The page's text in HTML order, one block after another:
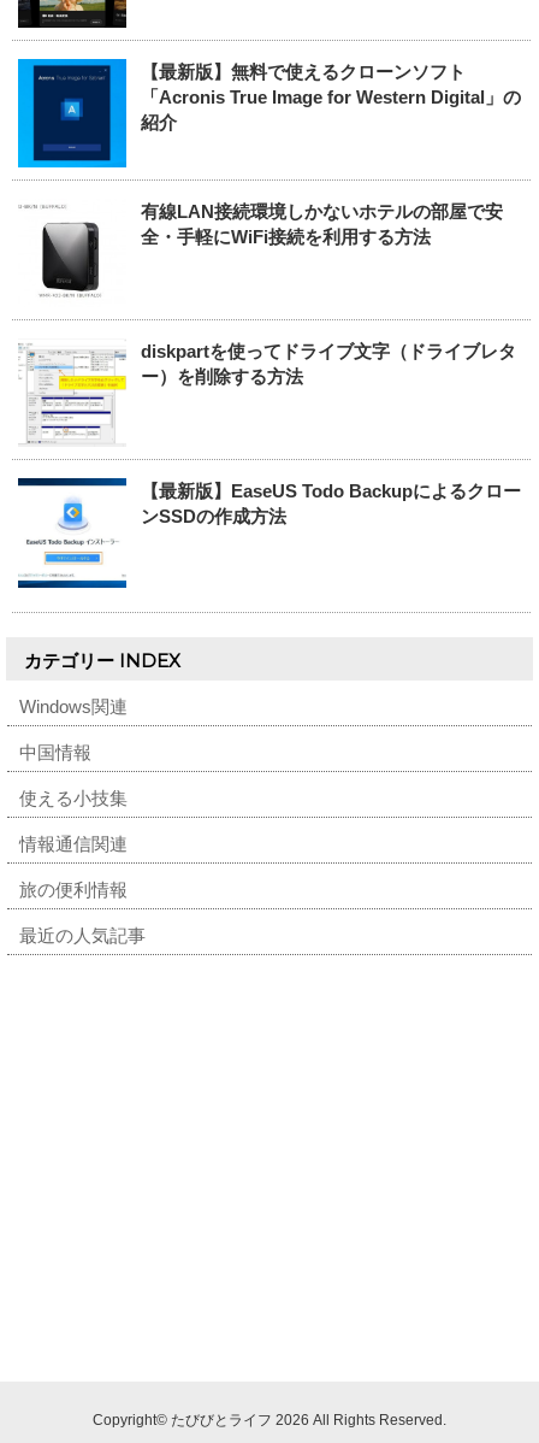
【最新版】無料で使えるクローンソフト
「Acronis True Image for Western Digital」の
紹介
有線LAN接続環境しかないホテルの部屋で安
全・手軽にWiFi接続を利用する方法
diskpartを使ってドライブ文字（ドライブレタ
ー）を削除する方法
【最新版】EaseUS Todo Backupによるクロー
ンSSDの作成方法
カテゴリー INDEX
Windows関連
中国情報
使える小技集
情報通信関連
旅の便利情報
最近の人気記事
Copyright© たびびとライフ 2026 All Rights Reserved.